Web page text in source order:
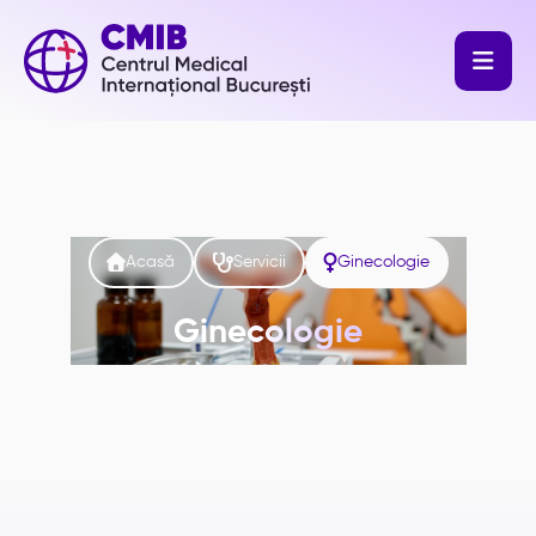

Acasă Servicii Ginecologie
Ginecologie